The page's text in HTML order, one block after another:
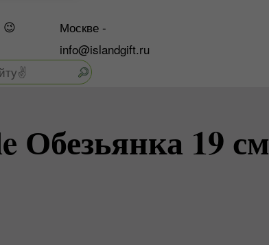
😉
Москве -
info@islandgift.ru
Обезьянка 19 см